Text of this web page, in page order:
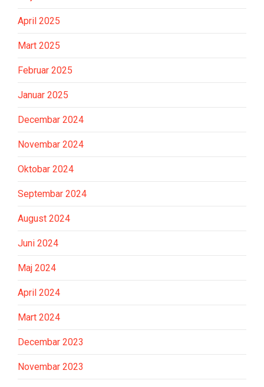
April 2025
Mart 2025
Februar 2025
Januar 2025
Decembar 2024
Novembar 2024
Oktobar 2024
Septembar 2024
August 2024
Juni 2024
Maj 2024
April 2024
Mart 2024
Decembar 2023
Novembar 2023